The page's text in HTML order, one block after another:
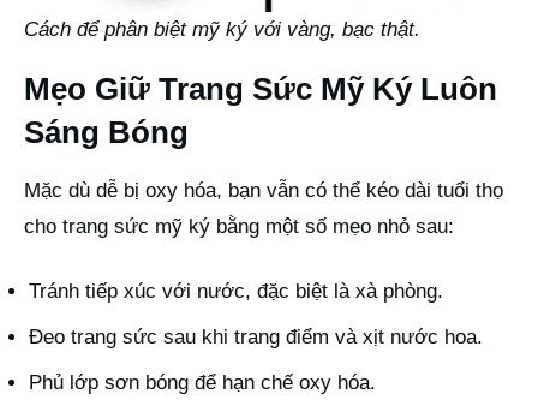
Cách để phân biệt mỹ ký với vàng, bạc thật.
Mẹo Giữ Trang Sức Mỹ Ký Luôn
Sáng Bóng
Mặc dù dễ bị oxy hóa, bạn vẫn có thể kéo dài tuổi thọ
cho trang sức mỹ ký bằng một số mẹo nhỏ sau:
Tránh tiếp xúc với nước, đặc biệt là xà phòng.
Đeo trang sức sau khi trang điểm và xịt nước hoa.
Phủ lớp sơn bóng để hạn chế oxy hóa.